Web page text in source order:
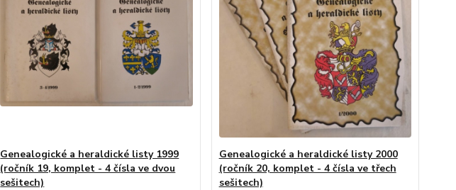
Genealogické a heraldické listy 1999
(ročník 19, komplet - 4 čísla ve dvou
sešitech)
Genealogické a heraldické listy 2000
(ročník 20, komplet - 4 čísla ve třech
sešitech)